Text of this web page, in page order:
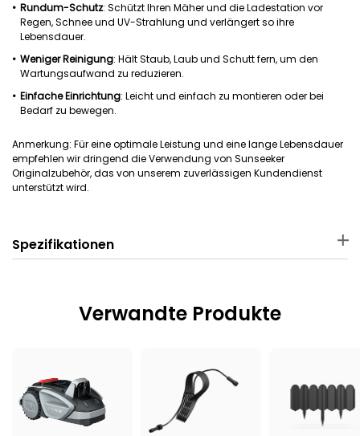
Rundum-Schutz: Schützt Ihren Mäher und die Ladestation vor
Regen, Schnee und UV-Strahlung und verlängert so ihre
Lebensdauer.
Weniger Reinigung: Hält Staub, Laub und Schutt fern, um den
Wartungsaufwand zu reduzieren.
Einfache Einrichtung: Leicht und einfach zu montieren oder bei
Bedarf zu bewegen.
Anmerkung: Für eine optimale Leistung und eine lange Lebensdauer
empfehlen wir dringend die Verwendung von Sunseeker
Originalzubehör, das von unserem zuverlässigen Kundendienst
unterstützt wird.
Spezifikationen
PP 74 × 47 × 19 cm
Verwandte Produkte